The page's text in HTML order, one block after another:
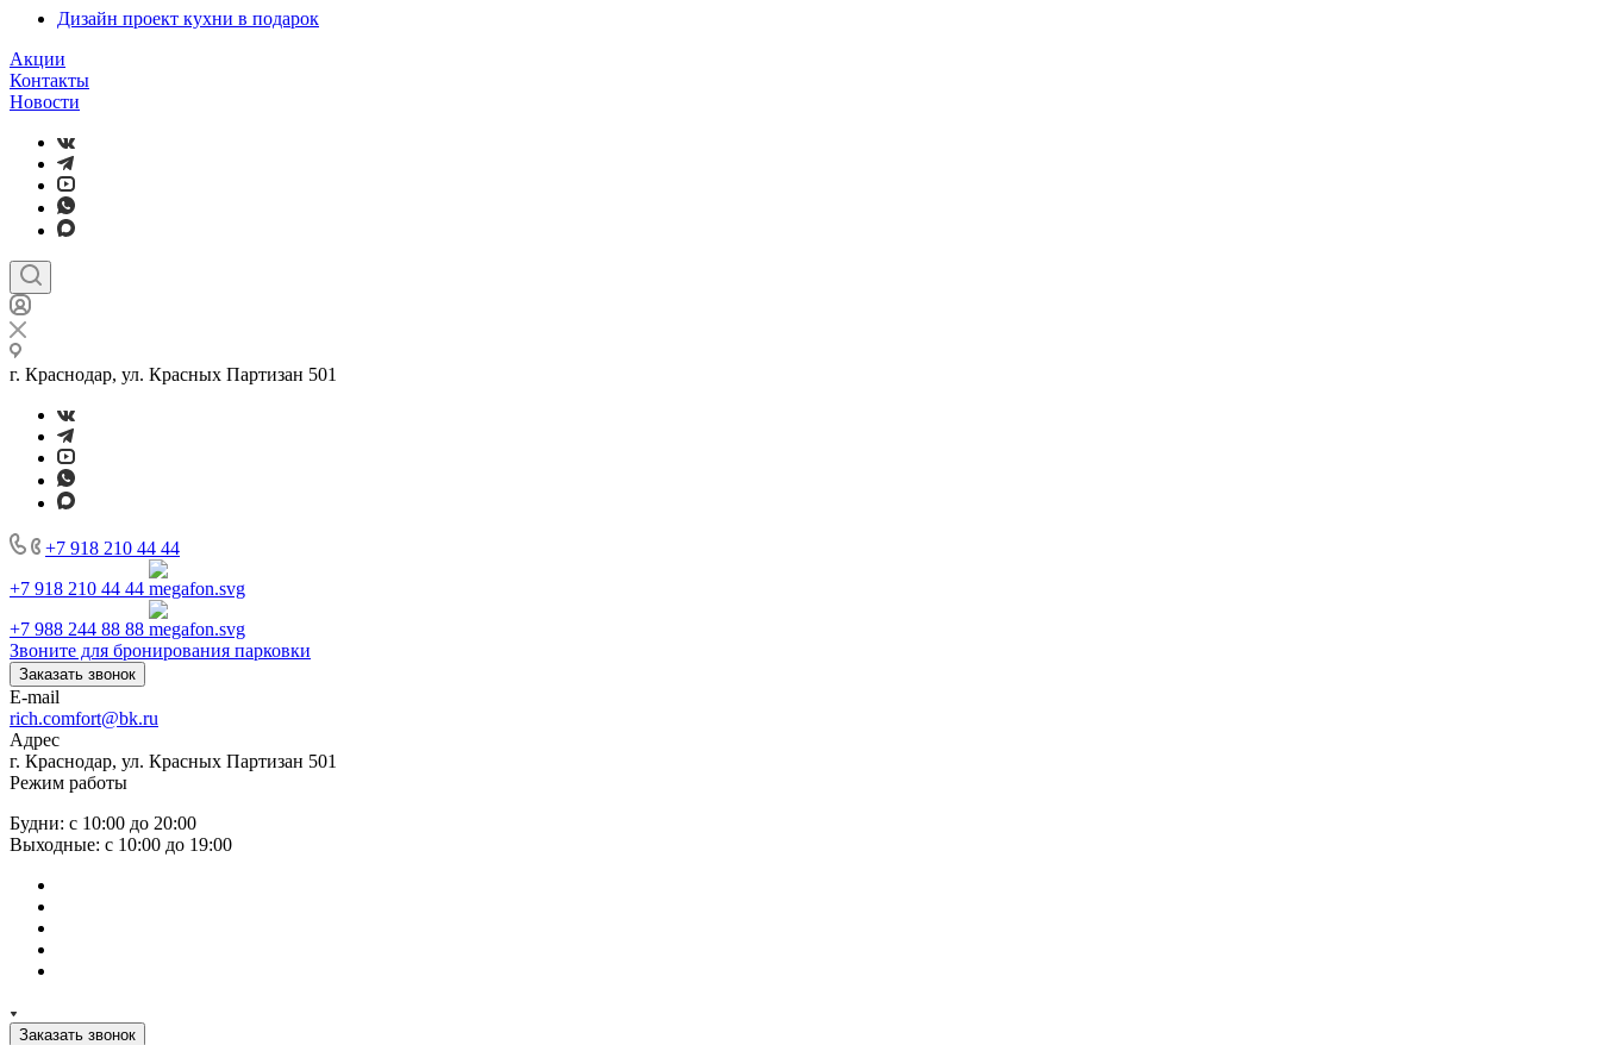
Дизайн проект кухни в подарок
Акции
Контакты
Новости
г. Краснодар, ул. Красных Партизан 501
+7 918 210 44 44
+7 918 210 44 44
+7 988 244 88 88
Звоните для бронирования парковки
Заказать звонок
E-mail
rich.comfort@bk.ru
Адрес
г. Краснодар, ул. Красных Партизан 501
Режим работы
Будни: с 10:00 до 20:00
Выходные: с 10:00 до 19:00
Заказать звонок